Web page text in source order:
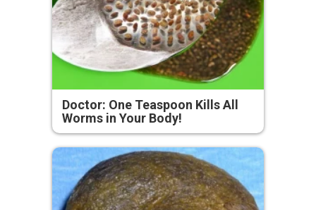
Doctor: One Teaspoon Kills All
Worms in Your Body!